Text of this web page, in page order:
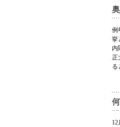
例
挙
内
正
る